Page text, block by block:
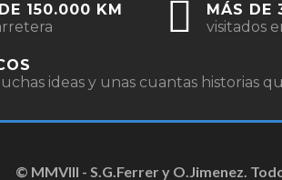
150.000 KM
MÁS DE
visitados
ideas y unas cuantas historias
© MMVIII - S.G.Ferrer y O.Jimenez.